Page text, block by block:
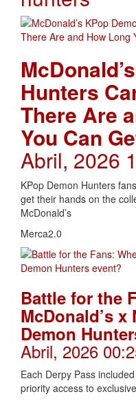
Hunters
There Are
You Can
Abril, 2026
KPop Demon Hunters
get their hands on the
McDonald’s
Merca2.0
Battle for the
McDonald’s
Demon
Abril, 2026
Each Derpy Pass
priority access to